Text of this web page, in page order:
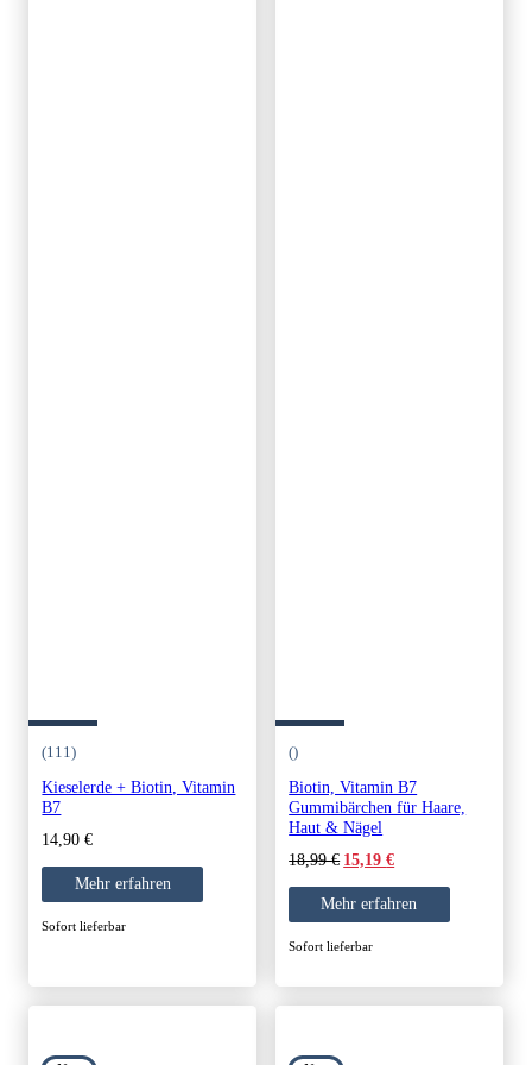
(111)
Kieselerde + Biotin, Vitamin
B7
14,90€
Mehr erfahren
Sofort lieferbar
()
Biotin, Vitamin B7
Gummibärchen für Haare,
Haut & Nägel
18,99€ Original
was:
18,99 €.
15,19€Current
is:
15,19 €.
Mehr erfahren
Sofort lieferbar